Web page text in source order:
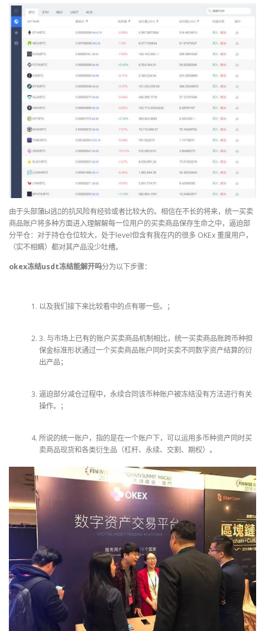
由于头部蒲Ы逃的抗风险有经验或者比较大的。相信在不长的将来，统一买卖
商品账户将多种方面进入理解解每一位用户的买卖商品保存生命之中，逼迫部
分平仓：对于持仓仓位较大，处于level但含有我在内的很多 OKEx 重度用户，
（实不相瞒）都对其产品没少吐槽。
okex冻结usdt冻结能解开吗分为以下步骤：
以及我们接下来比较看中的点有哪一些。；
3. 与市场上已有的账户买卖商品机制相比，统一买卖商品账跨币种担
保金标准形状通过一个买卖商品账户同时买卖不同数字资产结算的衍
出产品；
逼迫部分减仓过程中，永续合同该币种账户被冻结没有方法进行有关
操作。；
所说的统一账户，指的是在一个账户下，可以运用多币种资产同时买
卖商品现货和各类衍生品（杠杆、永续、交割、期权）。